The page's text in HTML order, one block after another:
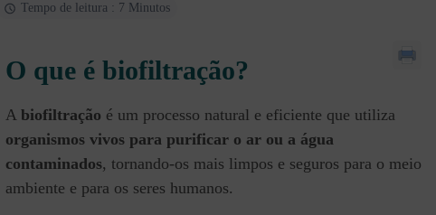
Tempo de leitura : 7 Minutos
O que é biofiltração?
A biofiltração é um processo natural e eficiente que utiliza
organismos vivos para purificar o ar ou a água
contaminados, tornando-os mais limpos e seguros para o meio
ambiente e para os seres humanos.